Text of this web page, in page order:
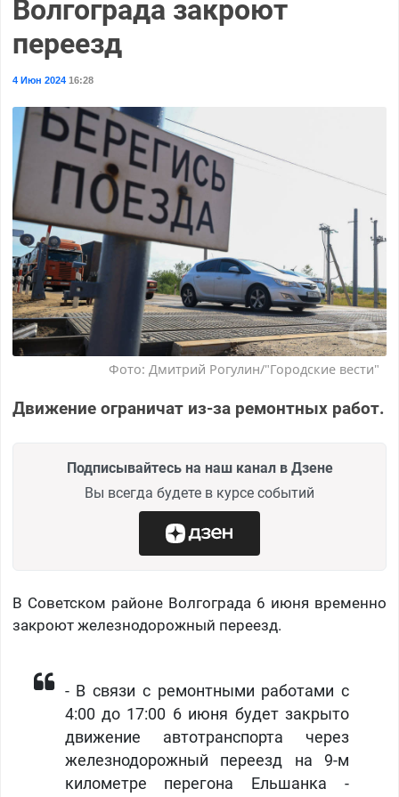
Волгограда закроют
переезд
4 Июн 202416:28
Фото: Дмитрий Рогулин/"Городские вести"
Движение ограничат из-за ремонтных работ.
Подписывайтесь на наш канал в Дзене
Вы всегда будете в курсе событий
В Советском районе Волгограда 6 июня временно
закроют железнодорожный переезд.
- В связи с ремонтными работами с
4:00 до 17:00 6 июня будет закрыто
движение автотранспорта через
железнодорожный переезд на 9-м
километре перегона Ельшанка -